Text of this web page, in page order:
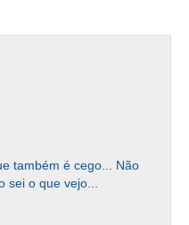
também é cego... Não
sei o que vejo...